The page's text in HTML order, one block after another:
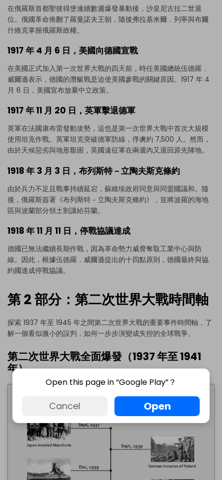
點擊即可下載並使用此範本。
eddx檔案需使用 EdrawMax 開啟。
如果你尚未安裝 EdrawMax，可透過下方
免費下載
在俄羅斯首都聖彼得堡連續數週爆發暴動後，沙皇尼古拉二世退
位。俄國革命推翻了羅曼諾夫王朝，隨後弗拉基米爾．列寧與布爾
什維克掌握俄羅斯政權。
1917 年 4 月 6 日，美國向德國宣戰
在美國正式加入第一次世界大戰的四天前，時任美國總統伍德羅．
威爾遜表示，德國的潛艇戰是迫使美國參戰的關鍵原因。1917 年 4
月 6 日，美國宣布放棄中立政策。
1917 年 11 月 20 日，英軍擊退德軍
英軍在法國康布雷發動攻勢，這也是第一次世界大戰中首次大規模
使用坦克作戰。英軍坦克突破德軍防線，俘虜約 7,500 人。然而，
由於天候惡劣與地形艱困，英國遠征軍在兩週內又退回原先陣地。
1918 年 3 月 3 日，布列斯特－立陶夫斯克條約
由於兵力不足且戰事持續延宕，蘇維埃政府同意與同盟國議和。隨
後，俄羅斯簽署《布列斯特－立陶夫斯克條約》，並將波羅的海地
區與波蘭部分領土割讓給芬蘭。
1918 年 11 月 11 日，停戰協議達成
德國已無法繼續長期作戰，因為革命勢力威脅奪取工業中心與防
線。因此，根據伍德羅．威爾遜提出的十四點原則，德國最終與協
約國達成停戰協議。
第 2 部分：第二次世界大戰時間軸
探索 1937 年至 1945 年之間第二次世界大戰的重要事件時間軸，了
解一個看似微小的誤判，如何一步步演變成失控的全球戰爭。
第二次世界大戰全面爆發（1937 年至 1941
年）
Open this page in “Google Play”？
Cancel Open